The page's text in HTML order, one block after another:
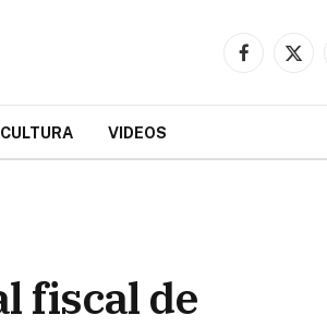
Facebook
X
VIDEOS
fiscal de